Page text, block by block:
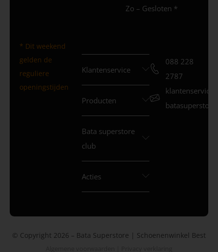
Zo – Gesloten *
* Dit weekend
gelden de
reguliere
openingstijden
Klantenservice
Producten
Bata superstore
club
Acties
088 228
2787
© Copyright 2026 – Bata Superstore | Schoenenwinkel Best